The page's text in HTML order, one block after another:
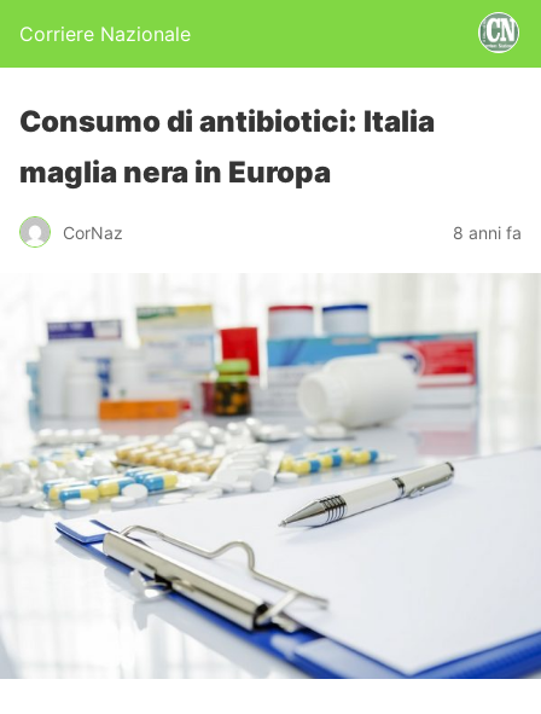
Corriere Nazionale
Consumo di antibiotici: Italia
maglia nera in Europa
CorNaz 8 anni fa